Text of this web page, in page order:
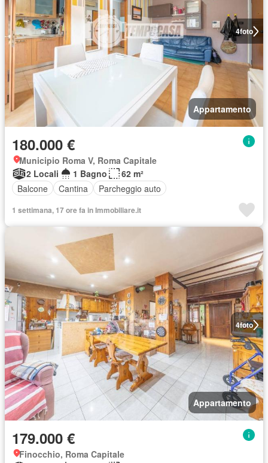
4foto
Appartamento
180.000 €
Municipio Roma V, Roma Capitale
2 Locali
1 Bagno
62 m²
Balcone
Cantina Parcheggio auto
1 settimana, 17 ore fa in Immobiliare.it
4foto
Appartamento
179.000 €
Finocchio, Roma Capitale